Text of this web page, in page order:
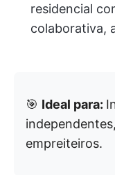
residencial
colaborativa,
🎯 Ideal para:
empreiteiros.